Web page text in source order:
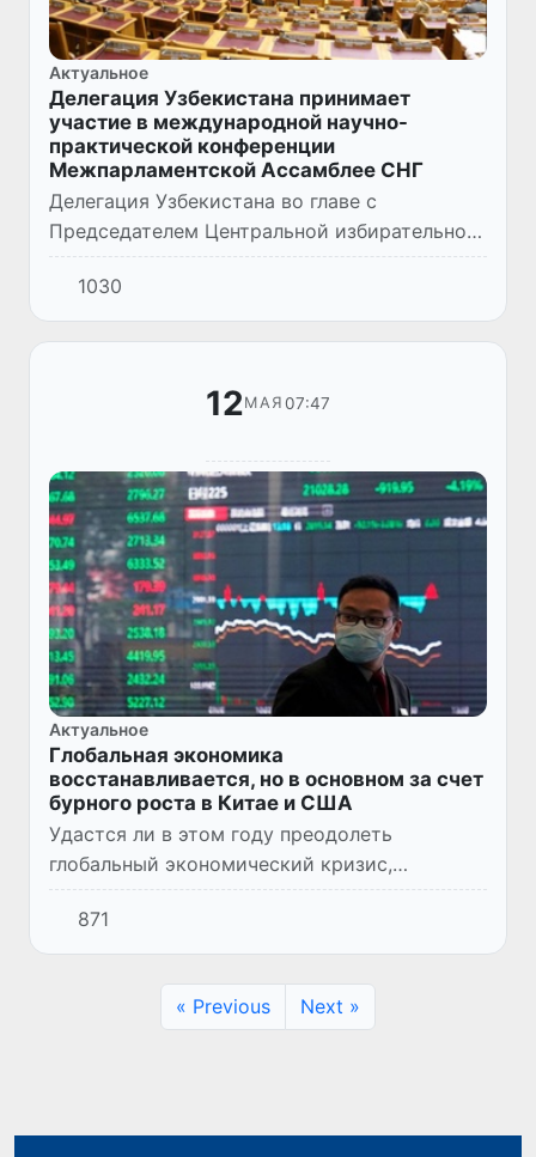
Актуальное
Делегация Узбекистана принимает
участие в международной научно-
практической конференции
Межпарламентской Ассамблее СНГ
Делегация Узбекистана во главе с
Председателем Центральной избирательной
комиссии З. Низамходжаевым принимает
участие в международном форуме,
приуроченном к 15-летней годовщине Меж...
1030
12МАЯ 07:47
Актуальное
Глобальная экономика
восстанавливается, но в основном за счет
бурного роста в Китае и США
Удастся ли в этом году преодолеть
глобальный экономический кризис,
вызванный пандемией? Грозит ли нам
дальнейшая потеря рабочих мест? Кто более
всего пострадал в результате кризиса...
871
« Previous Next »